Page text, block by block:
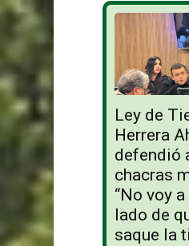
Ley de
Herrera
defendió
chacras
“No voy
lado de
saque la